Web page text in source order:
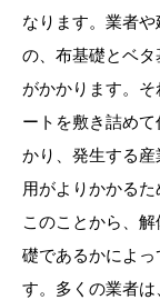
なります。業者
の、布基礎とベ
がかかります。
ートを敷き詰め
かり、発生する
用がよりかかるた
このことから、
礎であるかによ
す。多くの業者